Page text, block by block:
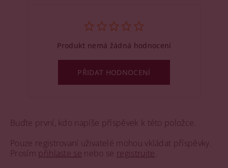
Buďte první, kdo napíše příspěvek k této položce.
Pouze registrovaní uživatelé mohou vkládat příspěvky.
Prosím přihlaste se nebo se registrujte
Produkt nemá žádná hodnocení
PŘIDAT HODNOCENÍ